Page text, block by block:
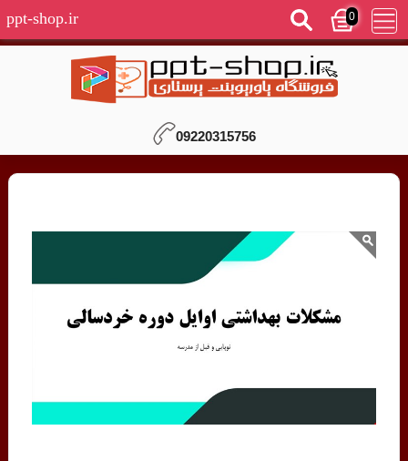
0
ppt-shop.ir
09220315756